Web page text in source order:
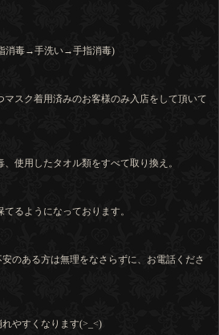
毒→手洗い→手指消毒)
スク着用済みのお客様のみ入店をして頂いて
使用したタオル類をすべて取り換え。
るようになっております。
のある方は無理をなさらずに、お電話くださ
やすくなります(>_<)